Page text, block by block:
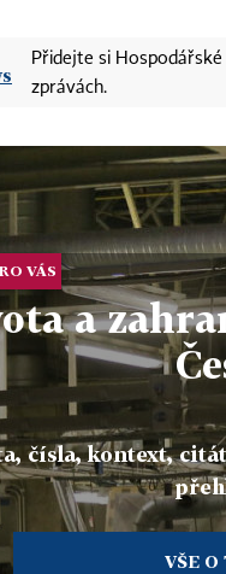
Přidejte si
zprávách.
VÁS
a
čísla, kontext,
VŠE O